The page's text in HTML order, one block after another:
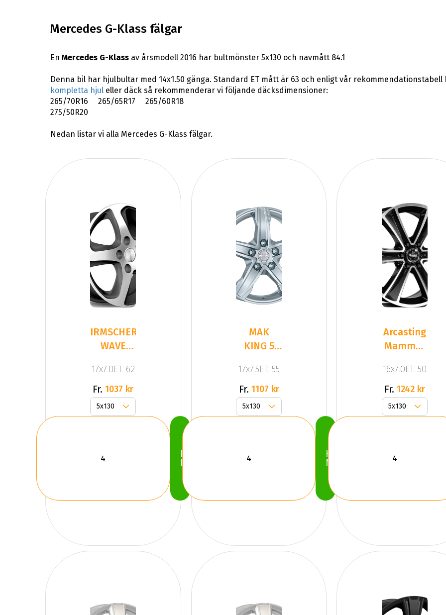
Mercedes G-Klass fälgar
En Mercedes G-Klassav årsmodell 2016 har bultmönster 5x130 och navmått 84.1
Denna bil har hjulbultar med 14x1.50 gänga. Standard ET mått är 63 och enligt vår
kompletta hjuleller däck så rekommenderar vi följande däcksdimensioner:
265/70R16 265/65R17 265/60R18
275/50R20
Nedan listar vi alla Mercedes G-Klass fälgar.
IRMSCHER
WAVE
Anthracite
17x7.0ET: 62
Fr. 1037 kr
Köp
Nu
MAK
KING 5
17x7.5ET: 55
Fr. 1107 kr
Köp
Nu
Arcasting
Mammut
Silver
16x7.0ET: 50
Fr. 1242 kr